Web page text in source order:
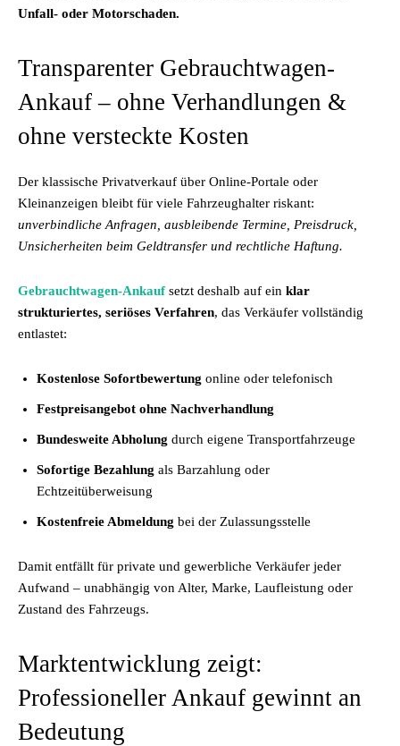
Unfall- oder Motorschaden.
Transparenter Gebrauchtwagen-
Ankauf – ohne Verhandlungen &
ohne versteckte Kosten
Der klassische Privatverkauf über Online-Portale oder
Kleinanzeigen bleibt für viele Fahrzeughalter riskant:
unverbindliche Anfragen, ausbleibende Termine, Preisdruck,
Unsicherheiten beim Geldtransfer und rechtliche Haftung.
Gebrauchtwagen-Ankauf setzt deshalb auf ein klar
strukturiertes, seriöses Verfahren, das Verkäufer vollständig
entlastet:
Kostenlose Sofortbewertung online oder telefonisch
Festpreisangebot ohne Nachverhandlung
Bundesweite Abholung durch eigene Transportfahrzeuge
Sofortige Bezahlung als Barzahlung oder
Echtzeitüberweisung
Kostenfreie Abmeldung bei der Zulassungsstelle
Damit entfällt für private und gewerbliche Verkäufer jeder
Aufwand – unabhängig von Alter, Marke, Laufleistung oder
Zustand des Fahrzeugs.
Marktentwicklung zeigt:
Professioneller Ankauf gewinnt an
Bedeutung